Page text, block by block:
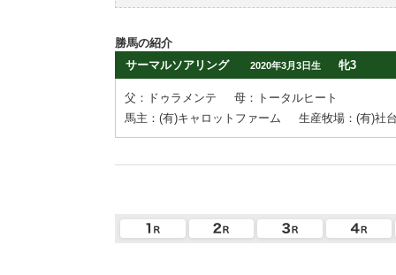
勝馬の紹介
サーマルソアリング
2020年3月3日生 牝3
父：ドゥラメンテ
母：トータルヒート
馬主：(有)キャロットファーム
生産牧場：(有)社